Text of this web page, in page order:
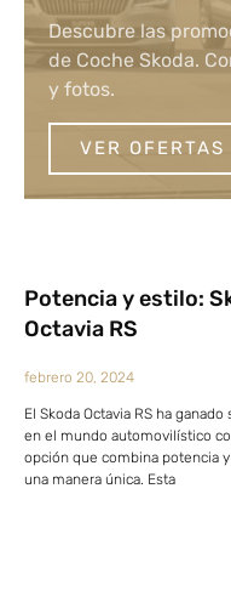
Descubre las
de Coche Skoda.
y fotos.
VER OFERTAS
Potencia y estilo:
Octavia RS
febrero 20, 2024
El Skoda Octavia RS ha ganado
en el mundo automovilístico
opción que combina potencia
una manera única. Esta